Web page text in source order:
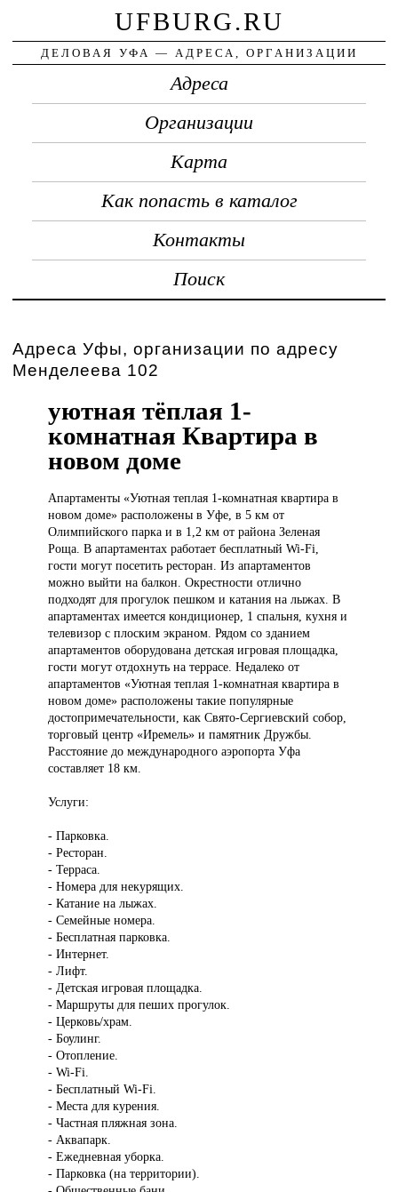
UFBURG.RU
ДЕЛОВАЯ УФА — АДРЕСА, ОРГАНИЗАЦИИ
Адреса
Организации
Карта
Как попасть в каталог
Контакты
Поиск
Адреса Уфы, организации по адресу
Менделеева 102
уютная тёплая 1-
комнатная Квартира в
новом доме
Апартаменты «Уютнаятеплая 1-комнатная квартира в
новом доме» расположены в Уфе, в 5 км от
Олимпийского парка и в 1,2 км от района Зеленая
Роща. В апартаментах работает бесплатный Wi-Fi,
гости могут посетить ресторан. Из апартаментов
можно выйти на балкон. Окрестности отлично
подходят для прогулок пешком и катания на лыжах. В
апартаментах имеется кондиционер, 1 спальня, кухня и
телевизор с плоским экраном. Рядом со зданием
апартаментов оборудована детская игровая площадка,
гости могут отдохнуть на террасе. Недалеко от
апартаментов «Уютная теплая 1-комнатная квартира в
новом доме» расположены такие популярные
достопримечательности, как Свято-Сергиевский собор,
торговый центр «Иремель» и памятник Дружбы.
Расстояние до международного аэропорта Уфа
составляет 18 км.
Услуги:
- Парковка.
- Ресторан.
- Терраса.
- Номера для некурящих.
- Катание на лыжах.
- Семейные номера.
- Бесплатная парковка.
- Интернет.
- Лифт.
- Детская игровая площадка.
- Маршруты для пеших прогулок.
- Церковь/храм.
- Боулинг.
- Отопление.
- Wi-Fi.
- Бесплатный Wi-Fi.
- Места для курения.
- Частная пляжная зона.
- Аквапарк.
- Ежедневная уборка.
- Парковка (на территории).